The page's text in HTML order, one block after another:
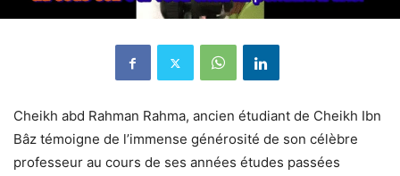
Cheikh abd Rahman Rahma, ancien étudiant de Cheikh Ibn
Bâz témoigne de l’immense générosité de son célèbre
professeur au cours de ses années études passées